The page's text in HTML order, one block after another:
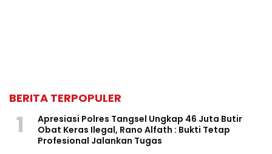
BERITA TERPOPULER
1
Apresiasi Polres Tangsel Ungkap 46 Juta Butir
Obat Keras Ilegal, Rano Alfath : Bukti Tetap
Profesional Jalankan Tugas